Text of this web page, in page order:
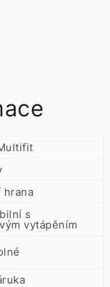
hrana
s
vytápěním